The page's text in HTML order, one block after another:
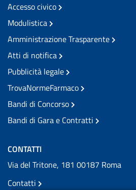
Accesso civico
Modulistica
Amministrazione Trasparente
Atti di notifica
Pubblicità legale
TrovaNormeFarmaco
Bandi di Concorso
Bandi di Gara e Contratti
CONTATTI
Via del Tritone, 181 00187 Roma
Contatti